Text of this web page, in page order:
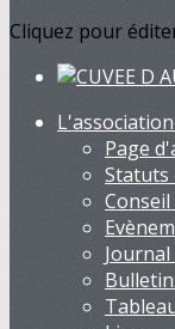
Cliquez pour
L'association
Page
Statuts